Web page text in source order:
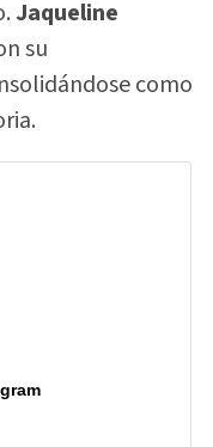
Jaqueline
su
como